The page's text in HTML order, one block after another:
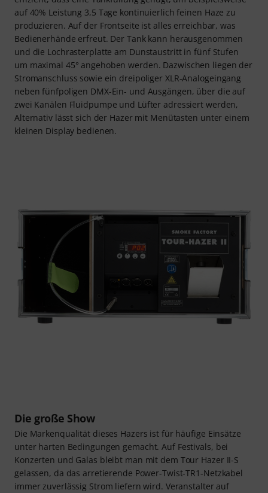
auf 40% Leistung 3,5 Tage kontinuierlich feinen Haze zu
produzieren. Auf der Frontseite ist alles erreichbar, was
Bedienerhände erfreut. Der Tank kann herausgenommen
und die Lochrasterplatte am Dunstaustritt in fünf Stufen
um maximal 45° angehoben werden. Dazwischen liegen der
Stromanschluss sowie ein dreipoliger XLR-Analogeingang
neben fünfpoligen DMX-Ein- und Ausgängen, über die auf
zwei Kanälen Fluidpumpe und Lüfter adressiert werden,
Alternativ lässt sich der Hazer mit Menütasten unter einem
kleinen Display bedienen.
Die große Show
Die Markenqualität dieses Hazers ist für häufige Einsätze
unter harten Bedingungen gemacht. Auf Festivals, bei
Konzerten und Galas bleibt man mit dem Tour Hazer II-S
gelassen, da das arretierende Power-Twist-TR1-Netzkabel
immer zuverlässig Strom liefern wird. Veranstalter auf